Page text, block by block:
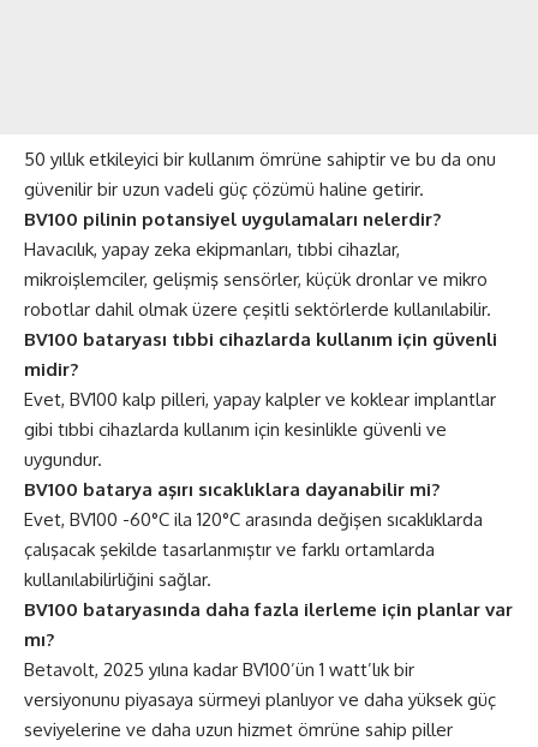
50 yıllık etkileyici bir kullanım ömrüne sahiptir ve bu da onu
güvenilir bir uzun vadeli güç çözümü haline getirir.
BV100 pilinin potansiyel uygulamaları nelerdir?
Havacılık, yapay zeka ekipmanları, tıbbi cihazlar,
mikroişlemciler, gelişmiş sensörler, küçük dronlar ve mikro
robotlar dahil olmak üzere çeşitli sektörlerde kullanılabilir.
BV100 bataryası tıbbi cihazlarda kullanım için güvenli
midir?
Evet, BV100 kalp pilleri, yapay kalpler ve koklear implantlar
gibi tıbbi cihazlarda kullanım için kesinlikle güvenli ve
uygundur.
BV100 batarya aşırı sıcaklıklara dayanabilir mi?
Evet, BV100 -60°C ila 120°C arasında değişen sıcaklıklarda
çalışacak şekilde tasarlanmıştır ve farklı ortamlarda
kullanılabilirliğini sağlar.
BV100 bataryasında daha fazla ilerleme için planlar var
mı?
Betavolt, 2025 yılına kadar BV100’ün 1 watt’lık bir
versiyonunu piyasaya sürmeyi planlıyor ve daha yüksek güç
seviyelerine ve daha uzun hizmet ömrüne sahip piller